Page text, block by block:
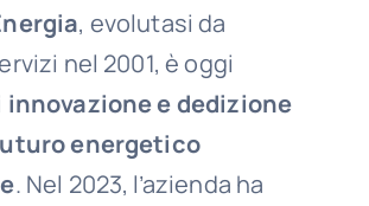
, evolutasi da
nel 2001, è oggi
innovazione e dedizione
energetico
. Nel 2023, l’azienda ha